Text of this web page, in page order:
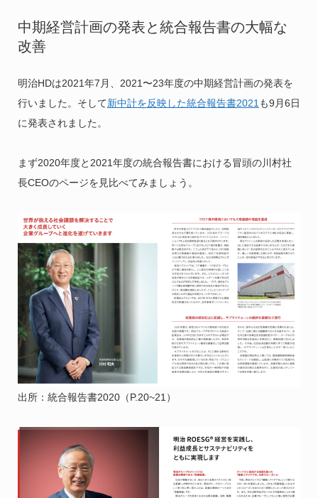
中期経営計画の発表と統合報告書の大幅な
改善
明治HDは2021年7月、2021〜23年度の中期経営計画の発表を
行いました。そして新中計を反映した統合報告書2021 も9月6日
に発表されました。
まず2020年度と2021年度の統合報告書における冒頭の川村社
長CEOのページを見比べてみましょう。
出所：統合報告書2020（P.20~21）